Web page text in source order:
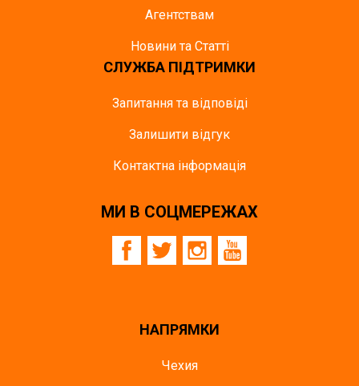
Агентствам
Новини та Статті
СЛУЖБА ПІДТРИМКИ
Запитання та відповіді
Залишити відгук
Контактна інформація
МИ В СОЦМЕРЕЖАХ
НАПРЯМКИ
Чехия